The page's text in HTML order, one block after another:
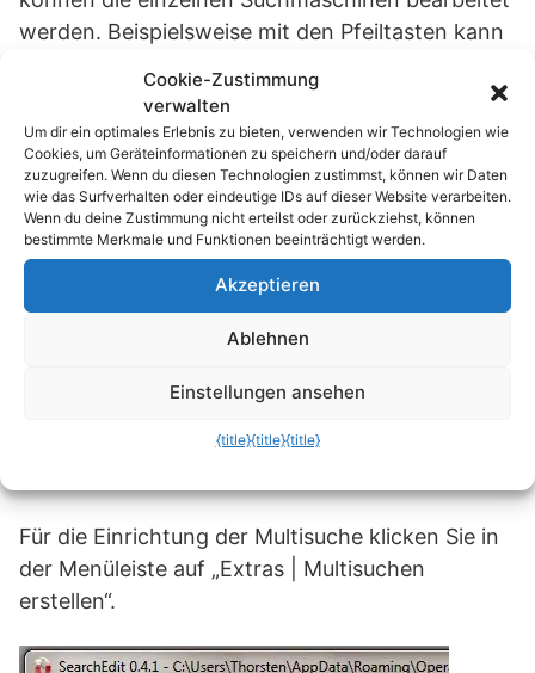
werden. Beispielsweise mit den Pfeiltasten kann
Liste geändert werden. Generell gilt, dass
Änderungen sowie Neuerstellungen von
Multisuchen mit der Symbolschaltfläche
„Speichern“ abschließend bestätigt werden
müssen. Die Änderungen werden bei Opera erst
nach einem Browser-Neustart aktiviert.
Für die Einrichtung der Multisuche klicken Sie in
der Menüleiste auf „Extras | Multisuchen
erstellen“.
Cookie-Zustimmung
verwalten
Um dir ein optimales Erlebnis zu bieten, verwenden wir Technologien wie
Cookies, um Geräteinformationen zu speichern und/oder darauf
zuzugreifen. Wenn du diesen Technologien zustimmst, können wir Daten
wie das Surfverhalten oder eindeutige IDs auf dieser Website verarbeiten.
Wenn du deine Zustimmung nicht erteilst oder zurückziehst, können
bestimmte Merkmale und Funktionen beeinträchtigt werden.
Akzeptieren
Ablehnen
Einstellungen ansehen
{title}{title}{title}